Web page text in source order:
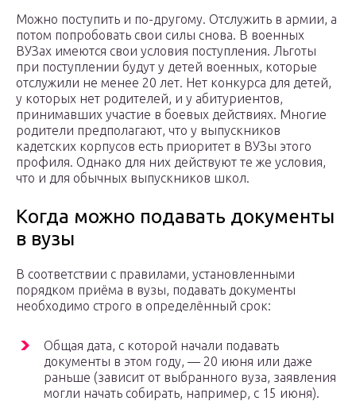
Можно поступить и по-другому. Отслужить в армии, а
потом попробовать свои силы снова. В военных
ВУЗах имеются свои условия поступления. Льготы
при поступлении будут у детей военных, которые
отслужили не менее 20 лет. Нет конкурса для детей,
у которых нет родителей, и у абитуриентов,
принимавших участие в боевых действиях. Многие
родители предполагают, что у выпускников
кадетских корпусов есть приоритет в ВУЗы этого
профиля. Однако для них действуют те же условия,
что и для обычных выпускников школ.
Когда можно подавать документы
в вузы
В соответствии с правилами, установленными
порядком приёма в вузы, подавать документы
необходимо строго в определённый срок:
Общая дата, с которой начали подавать
документы в этом году, — 20 июня или даже
раньше (зависит от выбранного вуза, заявления
могли начать собирать, например, с 15 июня).